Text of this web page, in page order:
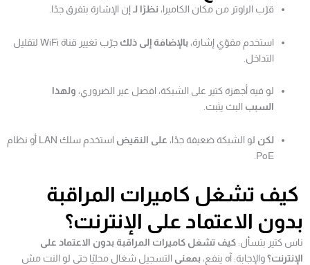
قرّب الراوتر من مكان الكاميرا، نظرًا لـ إن الإشارة بتفرق جدًا.
استخدم مقوّي إشارة، بالإضافة إلى ذلك
جرّب تغيير قناة WiFi لتقليل
التداخل.
لو فيه أجهزة كتير على الشبكة، افصل غير الضروري، ولهذا
السبب البث يثبت.
لكن لو الشبكة ضعيفة جدًا، على النقيض
استخدم سلك LAN أو نظام
PoE.
كيف تشغل كاميرات المراقبة
بدون الاعتماد على الإنترنت؟
ناس كتير بتسأل: كيف تشغل كاميرات المراقبة بدون الاعتماد على
الإنترنت؟والإجابة: آه ينفع، بمعنى التسجيل شغال محليًا حتى لو النت مش